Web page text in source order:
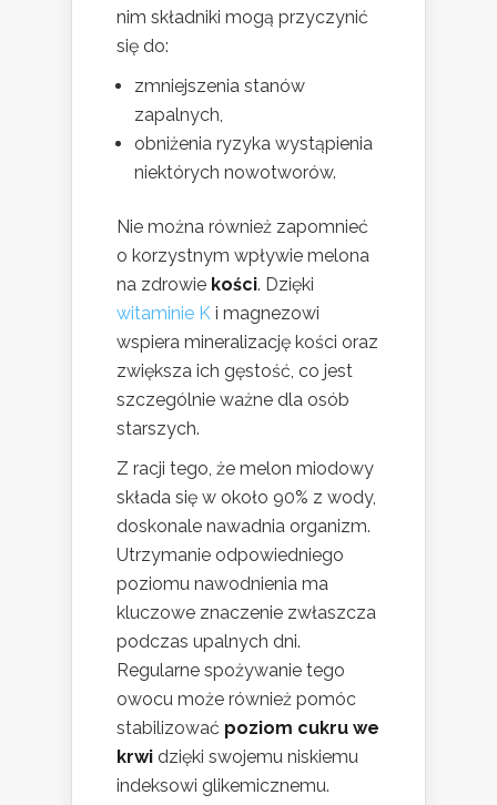
nim składniki mogą przyczynić
się do:
zmniejszenia stanów
zapalnych,
obniżenia ryzyka wystąpienia
niektórych nowotworów.
Nie można również zapomnieć
o korzystnym wpływie melona
na zdrowie kości. Dzięki
witaminie K i magnezowi
wspiera mineralizację kości oraz
zwiększa ich gęstość, co jest
szczególnie ważne dla osób
starszych.
Z racji tego, że melon miodowy
składa się w około 90% z wody,
doskonale nawadnia organizm.
Utrzymanie odpowiedniego
poziomu nawodnienia ma
kluczowe znaczenie zwłaszcza
podczas upalnych dni.
Regularne spożywanie tego
owocu może również pomóc
stabilizować poziom cukru we
krwi dzięki swojemu niskiemu
indeksowi glikemicznemu.